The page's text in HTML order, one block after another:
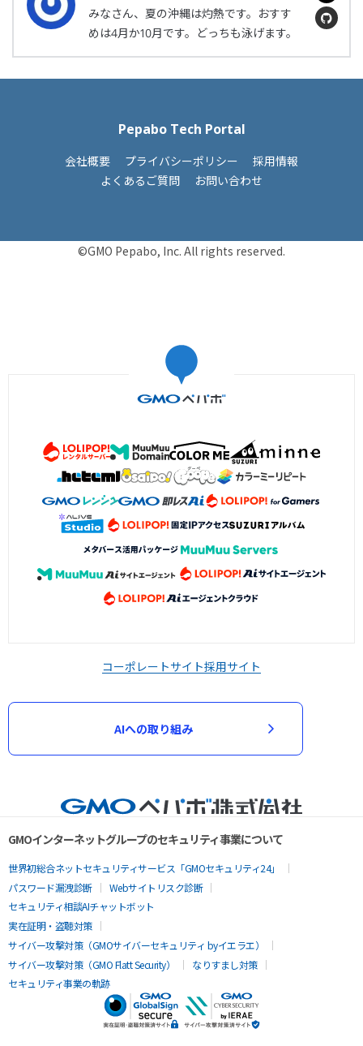
みなさん、夏の沖縄は灼熱です。おすす
めは4月か10月です。どっちも泳げます。
Pepabo Tech Portal
会社概要 プライバシーポリシー
採用情報
よくあるご質問
お問い合わせ
©GMO Pepabo, Inc. All rights reserved.
コーポレートサイト採用サイト
AIへの取り組み
GMOインターネットグループのセキュリティ事業について
世界初総合ネットセキュリティサービス「GMOセキュリティ24」
パスワード漏洩診断
Webサイトリスク診断
セキュリティ相談AIチャットボット
実在証明・盗聴対策
サイバー攻撃対策（GMOサイバーセキュリティ byイエラエ）
サイバー攻撃対策（GMO Flatt Security）
なりすまし対策
セキュリティ事業の軌跡